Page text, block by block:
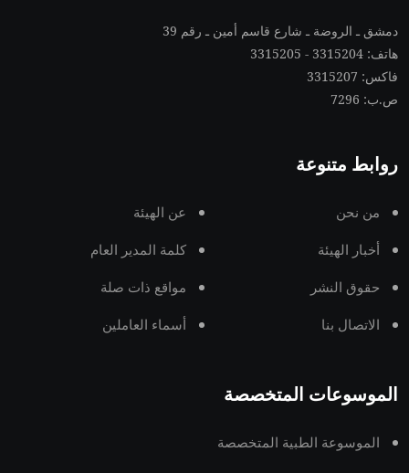
دمشق ـ الروضة ـ شارع قاسم أمين ـ رقم 39
هاتف: 3315204 - 3315205
فاكس: 3315207
ص.ب: 7296
روابط متنوعة
من نحن عن الهيئة
أخبار الهيئة كلمة المدير العام
حقوق النشر مواقع ذات صلة
الاتصال بنا أسماء العاملين
الموسوعات المتخصصة
الموسوعة الطبية المتخصصة